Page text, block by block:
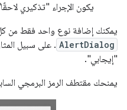
يكون الإجراء "تذكيري
يمكنك إضافة نوع واحد فقط من كل
AlertDialog . على سبيل
"إيجابي".
يمنحك مقتطف الرمز البرمجي